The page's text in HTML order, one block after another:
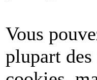
Vous
plupart